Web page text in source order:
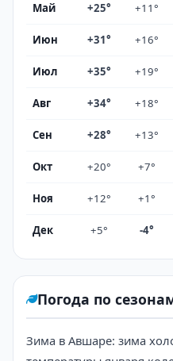
Май +25° +11°
Июн +31° +16°
Июл +35° +19°
Авг +34° +18°
Сен +28° +13°
Окт +20° +7°
Ноя +12° +1°
Дек +5° -4°
Погода по
Зима в Авшаре: зима